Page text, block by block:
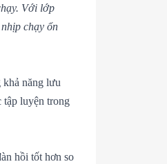
Với lớp
chạy ổn
khả năng lưu
tập luyện trong
hồi tốt hơn so